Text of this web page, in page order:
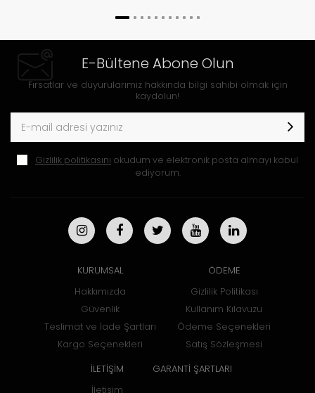
E-Bültene Abone Olun
Fırsatlar ve duyurularımız hakkında bilgi sahibi olmak için
kaydolun!
Gizlilik politikasını okudum ve elektronik posta almayı kabul
ediyorum.
KURUMSAL
Hakkımızda
Güvenlik
Teslimat ve İade Şartları
Kargo Seçenekleri
ÖDEME
Gizlilik Politikası
Kullanım Kılavuzu
Ödeme Seçenekleri
Satış Sözleşmesi
İLETİŞİM
İletişim
GARANTİ ŞARTLARI